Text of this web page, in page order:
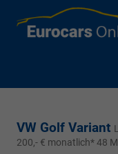
VW Golf Variant
200,- € monatlich* 48